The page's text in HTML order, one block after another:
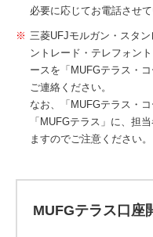
必要に応じてお電話させ
三菱UFJモルガン・スタ
ントレード・テレフォン
ースを「MUFGテラス・
ご連絡ください。
なお、「MUFGテラス・
「MUFGテラス」に、担
ますのでご注意ください。
MUFGテラス口座